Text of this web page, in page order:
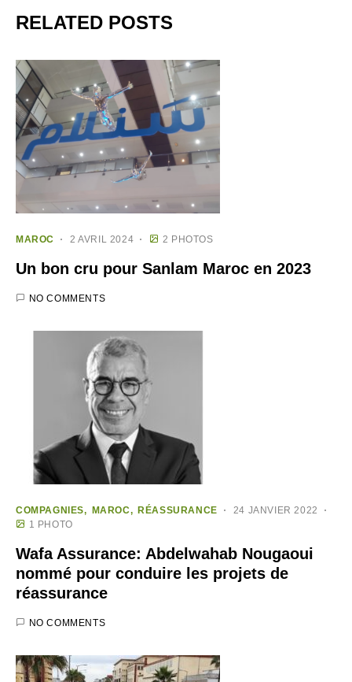
RELATED POSTS
MAROC 2 AVRIL 2024 2 PHOTOS
Un bon cru pour Sanlam Maroc en 2023
NO COMMENTS
COMPAGNIES MAROC RÉASSURANCE
24 JANVIER 2022
1 PHOTO
Wafa Assurance: Abdelwahab Nougaoui
nommé pour conduire les projets de
réassurance
NO COMMENTS